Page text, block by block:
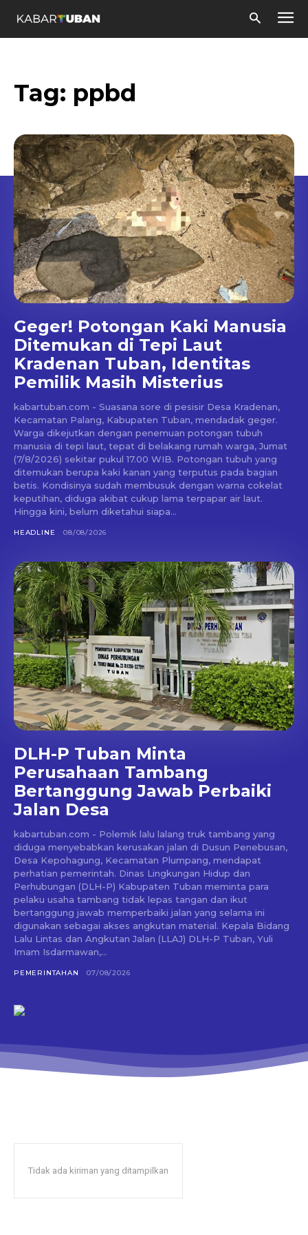
Tag: ppbd
Geger! Potongan Kaki Manusia
Ditemukan di Tepi Laut
Kradenan Tuban, Identitas
Pemilik Masih Misterius
kabartuban.com - Suasana sore di pesisir Desa Kradenan,
Kecamatan Palang, Kabupaten Tuban, mendadak geger.
Warga dikejutkan dengan penemuan potongan tubuh
manusia di tepi laut, tepat di belakang rumah warga, Jumat
(7/8/2026) sekitar pukul 17.00 WIB. Potongan tubuh yang
ditemukan berupa kaki kanan yang terputus pada bagian
betis. Kondisinya sudah membusuk dengan warna cokelat
keputihan, diduga akibat cukup lama terpapar air laut.
Hingga kini, belum diketahui siapa...
HEADLINE 08/08/2026
DLH-P Tuban Minta
Perusahaan Tambang
Bertanggung Jawab Perbaiki
Jalan Desa
kabartuban.com - Polemik lalu lalang truk tambang yang
diduga menyebabkan kerusakan jalan di Dusun Penebusan,
Desa Kepohagung, Kecamatan Plumpang, mendapat
perhatian pemerintah. Dinas Lingkungan Hidup dan
Perhubungan (DLH-P) Kabupaten Tuban meminta para
pelaku usaha tambang tidak lepas tangan dan ikut
bertanggung jawab memperbaiki jalan yang selama ini
digunakan sebagai akses angkutan material. Kepala Bidang
Lalu Lintas dan Angkutan Jalan (LLAJ) DLH-P Tuban, Yuli
Imam Isdarmawan,...
PEMERINTAHAN 07/08/2026
Tidak ada kiriman yang ditampilkan